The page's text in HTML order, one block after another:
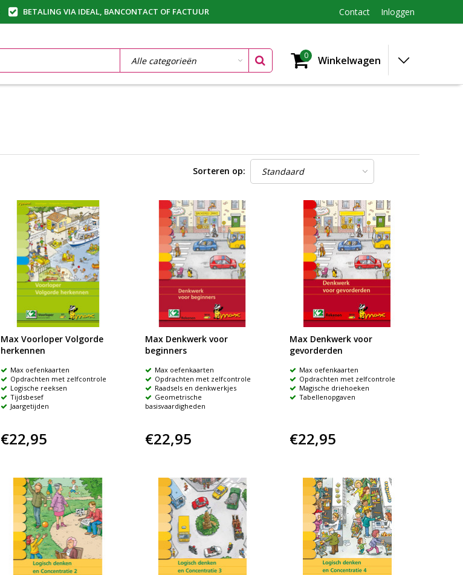
BETALING VIA IDEAL, BANCONTACT OF FACTUUR Contact Inloggen
0 Winkelwagen
Sorteren op:
Max Voorloper Volgorde
herkennen
Max oefenkaarten
Opdrachten met zelfcontrole
Logische reeksen
Tijdsbesef
Jaargetijden
€22,95
Max Denkwerk voor
beginners
Max oefenkaarten
Opdrachten met zelfcontrole
Raadsels en denkwerkjes
Geometrische
basisvaardigheden
€22,95
Max Denkwerk voor
gevorderden
Max oefenkaarten
Opdrachten met zelfcontrole
Magische driehoeken
Tabellenopgaven
€22,95